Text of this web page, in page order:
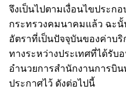
จึงเป็นไปตามเงื่อนไขประก
กระทรวงคมนาคมแล้ว ฉะนั้
อัตราที่เป็นปัจจุบันของค่าบริ
ทางระหว่างประเทศที่ได้รับ
อำนวยการสำนักงานการบิน
ประกาศไว้ ดังต่อไปนี้